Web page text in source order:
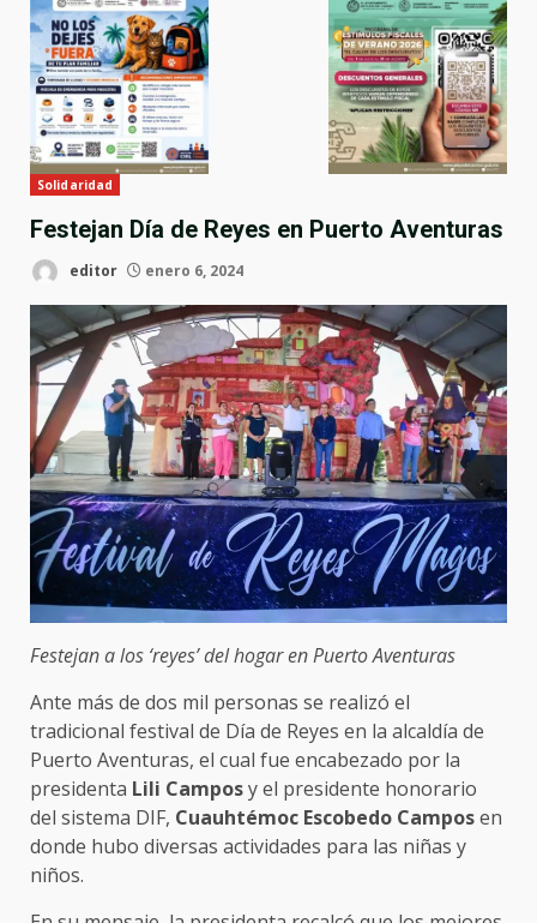
Solidaridad
Festejan Día de Reyes en Puerto Aventuras
editor enero 6, 2024
Festejan a los ‘reyes’ del hogar en Puerto Aventuras
Ante más de dos mil personas se realizó el
tradicional festival de Día de Reyes en la alcaldía de
Puerto Aventuras, el cual fue encabezado por la
presidenta Lili Camposy el presidente honorario
del sistema DIF, Cuauhtémoc Escobedo Camposen
donde hubo diversas actividades para las niñas y
niños.